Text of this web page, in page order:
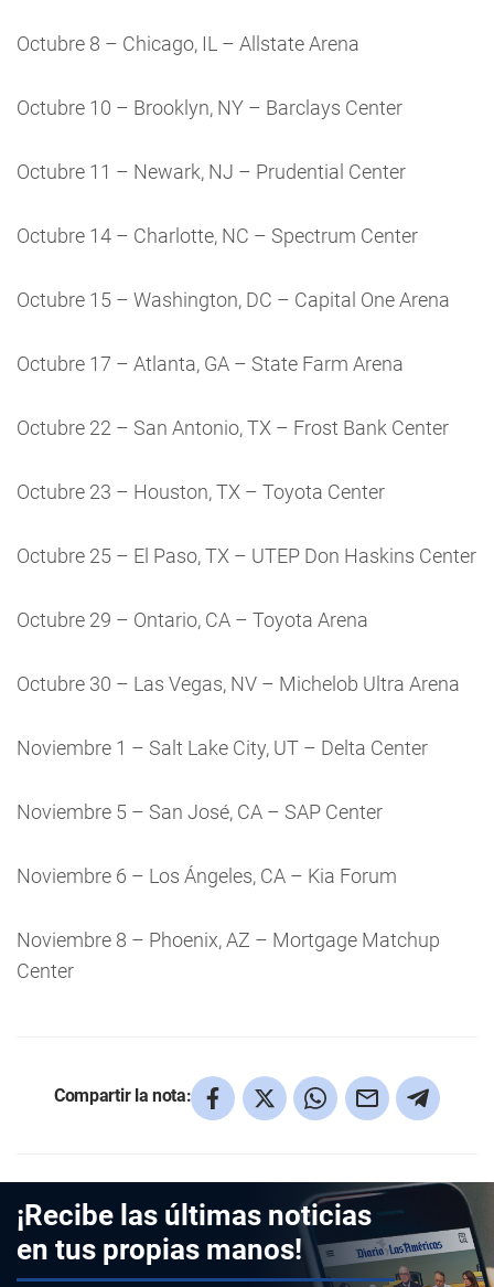
Octubre 8 – Chicago, IL – Allstate Arena
Octubre 10 – Brooklyn, NY – Barclays Center
Octubre 11 – Newark, NJ – Prudential Center
Octubre 14 – Charlotte, NC – Spectrum Center
Octubre 15 – Washington, DC – Capital One Arena
Octubre 17 – Atlanta, GA – State Farm Arena
Octubre 22 – San Antonio, TX – Frost Bank Center
Octubre 23 – Houston, TX – Toyota Center
Octubre 25 – El Paso, TX – UTEP Don Haskins Center
Octubre 29 – Ontario, CA – Toyota Arena
Octubre 30 – Las Vegas, NV – Michelob Ultra Arena
Noviembre 1 – Salt Lake City, UT – Delta Center
Noviembre 5 – San José, CA – SAP Center
Noviembre 6 – Los Ángeles, CA – Kia Forum
Noviembre 8 – Phoenix, AZ – Mortgage Matchup
Center
Compartir la nota:
¡Recibe las últimas noticias
en tus propias manos!